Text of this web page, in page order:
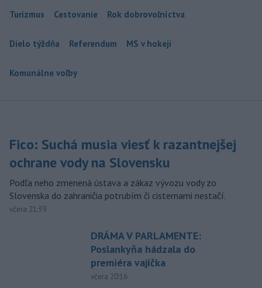
Turizmus Cestovanie Rok dobrovoľníctva
Dielo týždňa Referendum MS v hokeji
Komunálne voľby
Fico: Suchá musia viesť k razantnejšej
ochrane vody na Slovensku
Podľa neho zmenená ústava a zákaz vývozu vody zo
Slovenska do zahraničia potrubím či cisternami nestačí.
včera 21:39
DRÁMA V PARLAMENTE:
Poslankyňa hádzala do
premiéra vajíčka
včera 20:16